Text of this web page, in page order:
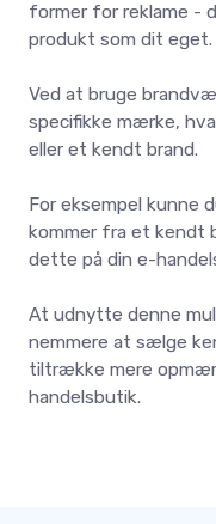
former for reklame -
produkt som dit eget.
Ved at bruge
specifikke mærke,
eller et kendt brand.
For eksempel kunne
kommer fra et kendt
dette på din e-
At udnytte denne
nemmere at sælge
tiltrække mere
handelsbutik.